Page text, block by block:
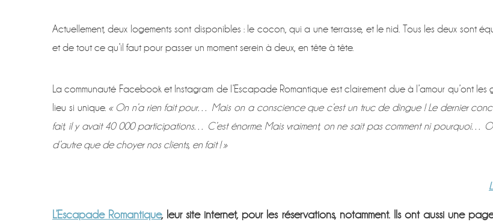
Actuellement, deux logements sont disponibles : le cocon, qui a une terrasse, et le nid. Tous les deux sont
et de tout ce qu’il faut pour passer un moment serein à deux, en tête à tête.
La communauté Facebook et Instagram de l’Escapade Romantique est clairement due à l’amour qu’ont les
lieu si unique. « On n’a rien fait pour… Mais on a conscience que c’est un truc de dingue ! Le dernier
fait, il y avait 40 000 participations… C’est énorme. Mais vraiment, on ne sait pas comment ni pourquoi…
d’autre que de choyer nos clients, en fait ! »
L’Escapade Romantique, leur site internet, pour les réservations, notamment. Ils ont aussi une